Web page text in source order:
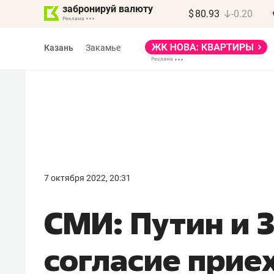
забронируй валюту $ 80.93 -0.20
Казань Закамье
7 октября 2022, 20:31
СМИ: Путин и
согласие
девелопера – найти
правильный продукт»
Девелопер из топ-10*
Башкортостана входит в Татарстан